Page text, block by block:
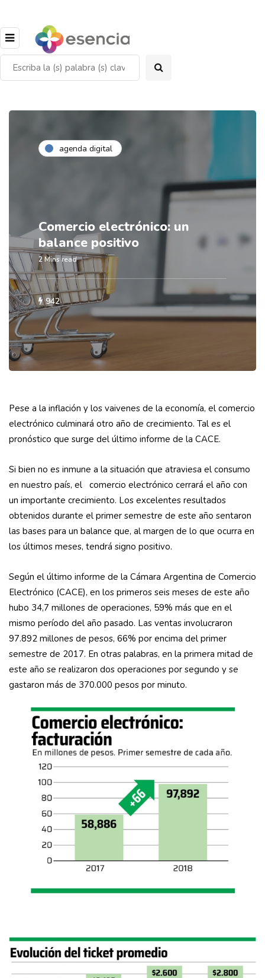
agenda digital
Comercio electrónico: un
balance positivo
2 Mins read
942
Pese a la inflación y los vaivenes de la economía, el comercio
electrónico culminará otro año de crecimiento. Tal es el
pronóstico que surge del último informe de la CACE.
Si bien no es inmune a la situación que atraviesa el consumo
en nuestro país, el comercio electrónico cerrará el año con
un importante crecimiento. Los excelentes resultados
obtenidos durante el primer semestre de este año sentaron
las bases para un balance que, al margen de lo que ocurra en
los últimos meses, tendrá signo positivo.
Según el último informe de la Cámara Argentina de Comercio
Electrónico (CACE), en los primeros seis meses de este año
hubo 34,7 millones de operaciones, 59% más que en el
mismo período del año pasado. Las ventas involucraron
97.892 millones de pesos, 66% por encima del primer
semestre de 2017. En otras palabras, en la primera mitad de
este año se realizaron dos operaciones por segundo y se
gastaron más de 370.000 pesos por minuto.